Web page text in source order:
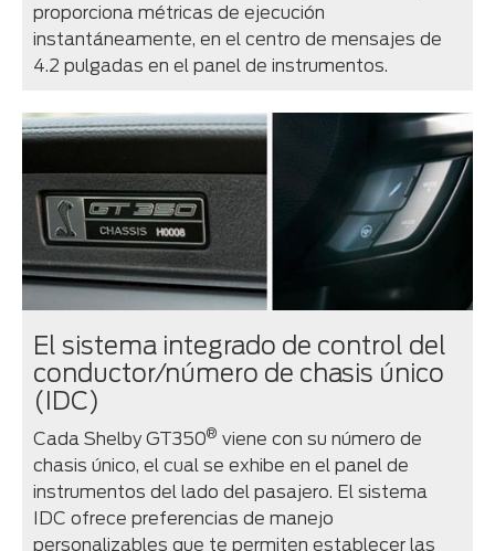
proporciona métricas de ejecución
instantáneamente, en el centro de mensajes de
4.2 pulgadas en el panel de instrumentos.
El sistema integrado de control del
conductor/número de chasis único
(IDC)
Cada Shelby GT350® viene con su número de
chasis único, el cual se exhibe en el panel de
instrumentos del lado del pasajero. El sistema
IDC ofrece preferencias de manejo
personalizables que te permiten establecer las